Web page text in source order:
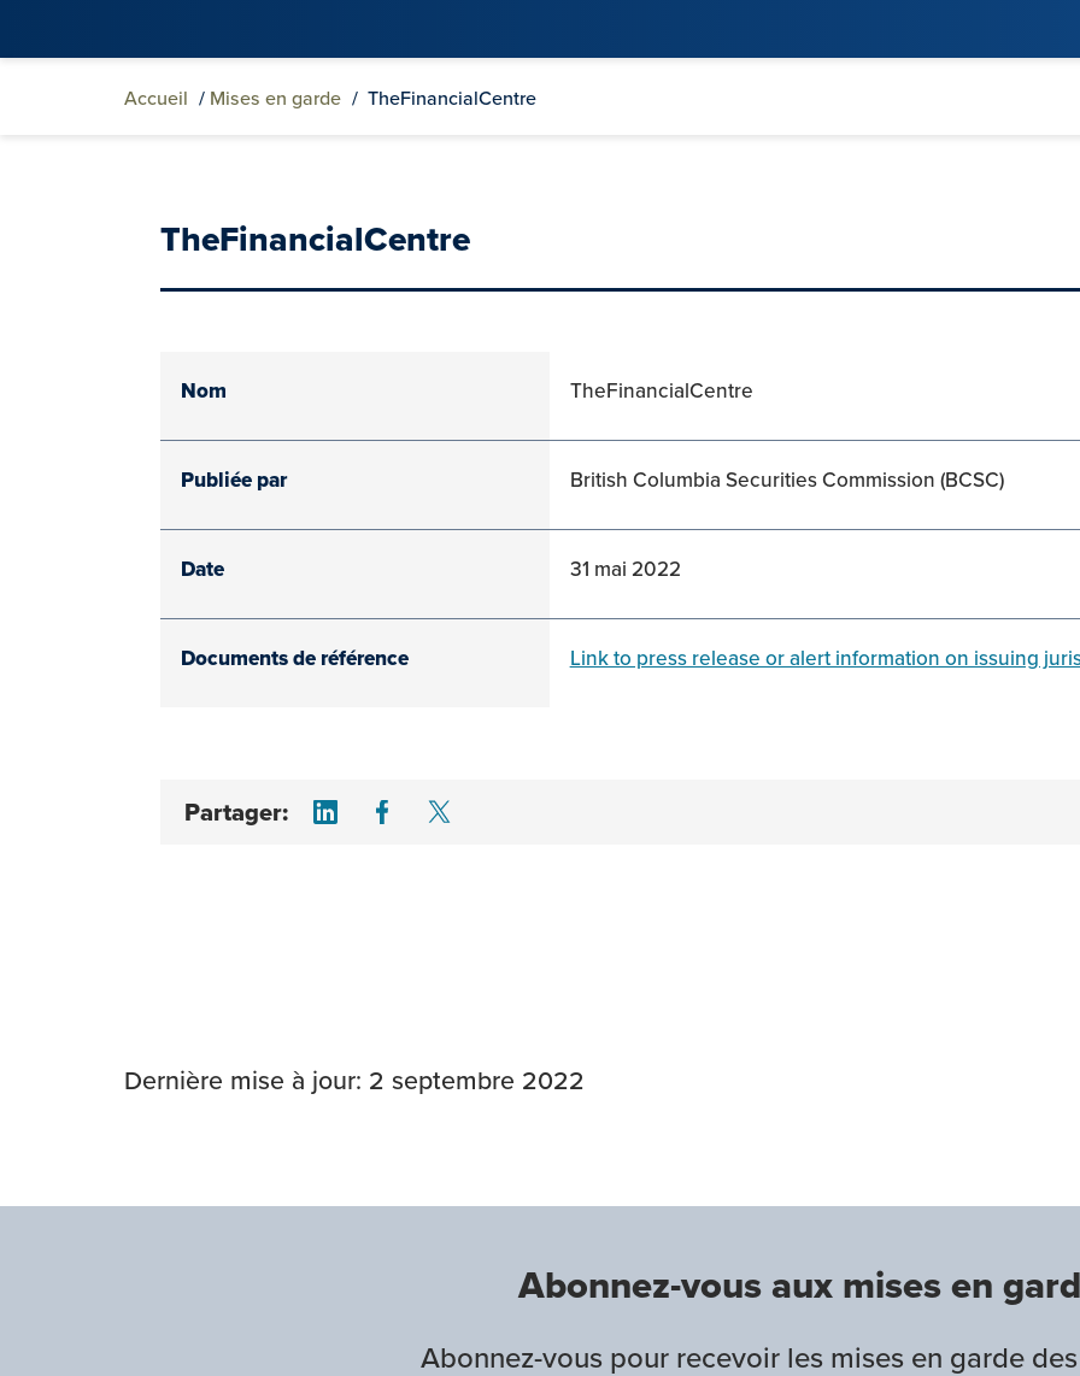
Accueil / Mises en garde / TheFinancialCentre
TheFinancialCentre
Nom TheFinancialCentre
Publiée par British Columbia Securities Commission (BCSC)
Date 31 mai 2022
Documents de référence Link to press release or alert information on issuing
Partager: Share on LinkedIn
Share on Facebook
Dernière mise à jour: 2 septembre 2022
Abonnez-vous aux mises en
Abonnez-vous pour recevoir les mises en garde